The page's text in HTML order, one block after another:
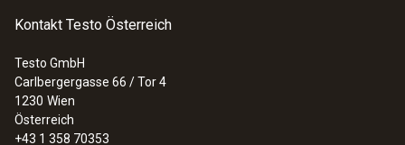
Kontakt Testo Österreich
Testo GmbH
Carlbergergasse 66 / Tor 4
1230 Wien
Österreich
+43 1 358 70353